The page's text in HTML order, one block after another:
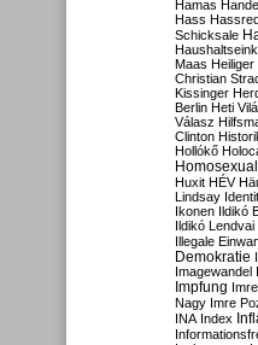
Hamas
Hass
Schicksale
Maas Heiliger
Christian
Kissinger
Berlin Heti
Válasz
Clinton
Hollókő
Huxit HÉV
Lindsay
Ikonen Ildikó
Ildikó Lendvai
Illegale
Demokratie
Imagewandel
Impfung
Nagy Imre
INA Index